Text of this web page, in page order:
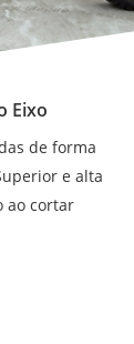
Eixo
de forma
e alta
ao cortar